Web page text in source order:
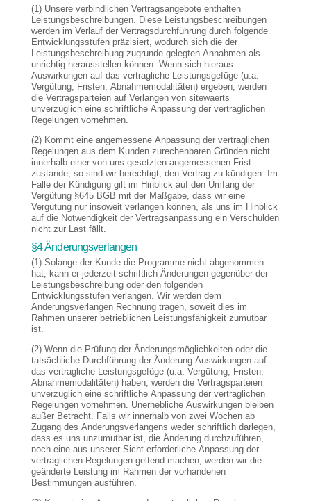
(1) Unsere verbindlichen Vertragsangebote enthalten
Leistungsbeschreibungen. Diese Leistungsbeschreibungen
werden im Verlauf der Vertragsdurchführung durch folgende
Entwicklungsstufen präzisiert, wodurch sich die der
Leistungsbeschreibung zugrunde gelegten Annahmen als
unrichtig herausstellen können. Wenn sich hieraus
Auswirkungen auf das vertragliche Leistungsgefüge (u.a.
Vergütung, Fristen, Abnahmemodalitäten) ergeben, werden
die Vertragsparteien auf Verlangen von sitewaerts
unverzüglich eine schriftliche Anpassung der vertraglichen
Regelungen vornehmen.
(2) Kommt eine angemessene Anpassung der vertraglichen
Regelungen aus dem Kunden zurechenbaren Gründen nicht
innerhalb einer von uns gesetzten angemessenen Frist
zustande, so sind wir berechtigt, den Vertrag zu kündigen. Im
Falle der Kündigung gilt im Hinblick auf den Umfang der
Vergütung §645 BGB mit der Maßgabe, dass wir eine
Vergütung nur insoweit verlangen können, als uns im Hinblick
auf die Notwendigkeit der Vertragsanpassung ein Verschulden
nicht zur Last fällt.
§4 Änderungsverlangen
(1) Solange der Kunde die Programme nicht abgenommen
hat, kann er jederzeit schriftlich Änderungen gegenüber der
Leistungsbeschreibung oder den folgenden
Entwicklungsstufen verlangen. Wir werden dem
Änderungsverlangen Rechnung tragen, soweit dies im
Rahmen unserer betrieblichen Leistungsfähigkeit zumutbar
ist.
(2) Wenn die Prüfung der Änderungsmöglichkeiten oder die
tatsächliche Durchführung der Änderung Auswirkungen auf
das vertragliche Leistungsgefüge (u.a. Vergütung, Fristen,
Abnahmemodalitäten) haben, werden die Vertragsparteien
unverzüglich eine schriftliche Anpassung der vertraglichen
Regelungen vornehmen. Unerhebliche Auswirkungen bleiben
außer Betracht. Falls wir innerhalb von zwei Wochen ab
Zugang des Änderungsverlangens weder schriftlich darlegen,
dass es uns unzumutbar ist, die Änderung durchzuführen,
noch eine aus unserer Sicht erforderliche Anpassung der
vertraglichen Regelungen geltend machen, werden wir die
geänderte Leistung im Rahmen der vorhandenen
Bestimmungen ausführen.